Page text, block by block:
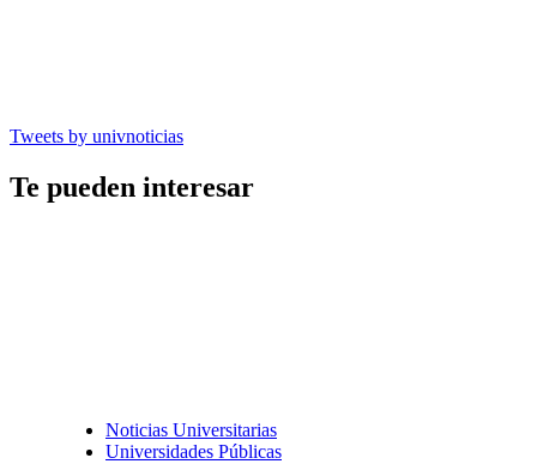
Tweets by univnoticias
Te pueden interesar
Noticias Universitarias
Universidades Públicas